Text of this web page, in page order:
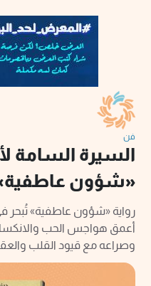
فن
السيرة السامة
«شؤون
رواية «شؤون عاطفية» تُبحر
أعمق هواجس الحب
وصراعه مع قيود القلب